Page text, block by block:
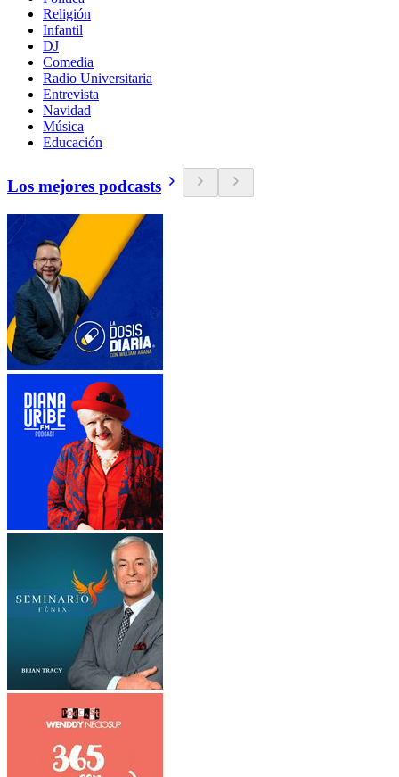
Religión
Infantil
DJ
Comedia
Radio Universitaria
Entrevista
Navidad
Música
Educación
Los mejores podcasts